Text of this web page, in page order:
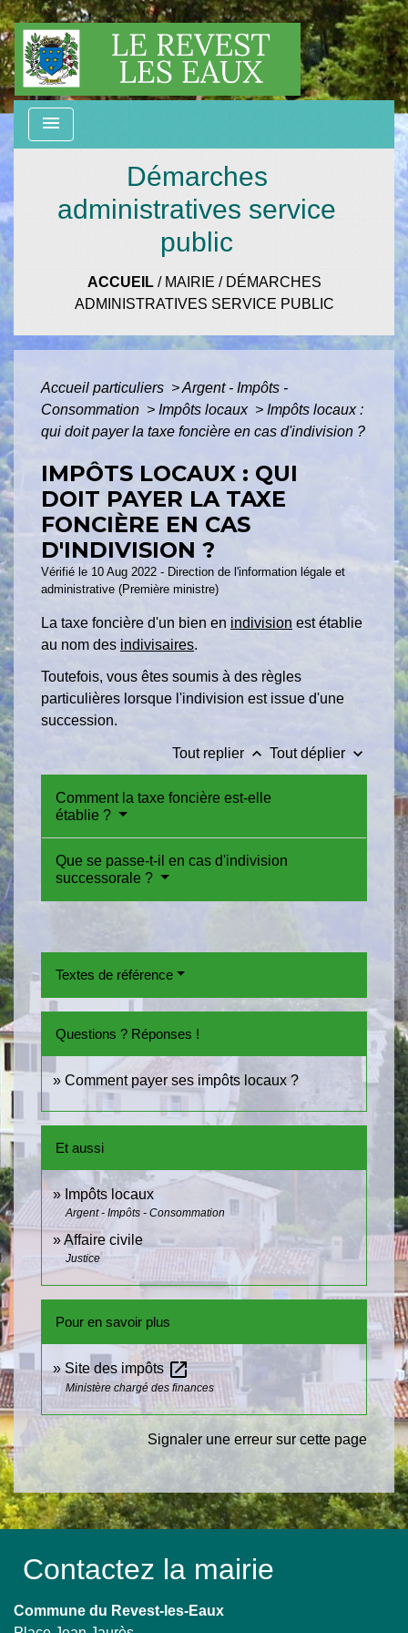
menu
Démarches
administratives service
public
ACCUEIL/ MAIRIE / DÉMARCHES
ADMINISTRATIVES SERVICE PUBLIC
Accueil particuliers >Argent - Impôts -
Consommation > Impôts locaux > Impôts locaux :
qui doit payer la taxe foncière en cas d'indivision ?
IMPÔTS LOCAUX : QUI
DOIT PAYER LA TAXE
FONCIÈRE EN CAS
D'INDIVISION ?
Vérifié le 10 Aug 2022 - Direction de l'information légale et
administrative (Première ministre)
La taxe foncière d'un bien en indivision est établie
au nom des indivisaires.
Toutefois, vous êtes soumis à des règles
particulières lorsque l'indivision est issue d'une
succession.
Tout replier keyboard_arrow_up Tout déplier keyboard_arrow_down
Comment la taxe foncière est-elle
établie ?
Que se passe-t-il en cas d'indivision
successorale ?
Textes de référence
Questions ? Réponses !
Comment payer ses impôts locaux ?
Et aussi
Impôts locaux
Argent - Impôts - Consommation
Affaire civile
Justice
Pour en savoir plus
Site des impôts open_in_new
Ministère chargé des finances
Signaler une erreur sur cette page
Contactez la mairie
Commune du Revest-les-Eaux